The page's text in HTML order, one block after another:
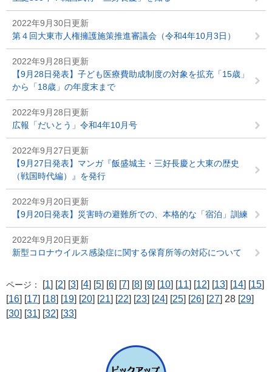
2022年9月30日更新
第４回大東市人権擁護施策推進審議会（令和4年10月3日）
2022年9月28日更新
【9月28日発表】子ども医療費助成制度の対象を拡充「15歳」
から「18歳」の年度末まで
2022年9月28日更新
広報「だいとう」令和4年10月号
2022年9月27日更新
【9月27日発表】マンガ『飯盛城主・三好長慶と大東の歴史
（戦国時代編）』を発行
2022年9月20日更新
【9月20日発表】災害時の避難所での、本格的な「宿泊」訓練
2022年9月20日更新
新型コロナウイルス感染症に関する保育所等の対応について
ページ： [1] [2] [3] [4] [5] [6] [7] [8] [9] [10] [11] [12] [13] [14] [15]
[16] [17] [18] [19] [20] [21] [22] [23] [24] [25] [26] [27] 28 [29]
[30] [31] [32] [33]